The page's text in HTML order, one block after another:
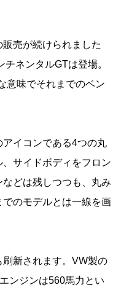
売が続けられました
ネンタルGTは登場。
意味でそれまでのベン
イコンである4つの丸
サイドボディをフロン
などは残しつつも、丸み
のモデルとは一線を画
新されます。VW製の
ンジンは560馬力とい